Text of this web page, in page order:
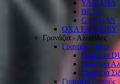
YAMAHA
BETA
GAS GAS
OXA FACTORY
Γρανάζια - Αλυσίδες
Γρανάζια Πίσω
Γρανάζια
Γρανάζια
Γρανάζια
Γρανάζια Εμπρός